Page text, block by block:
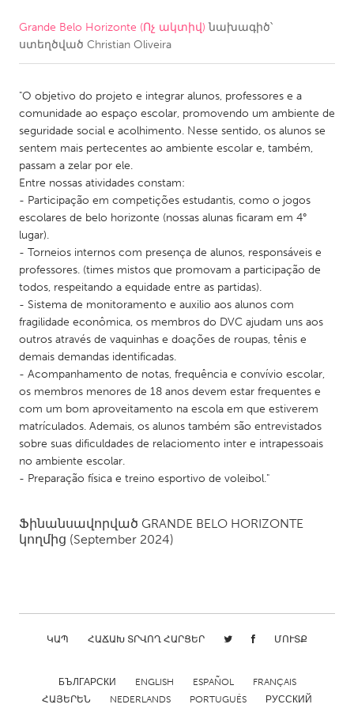
CANADA
Newmarket
Ottawa
South Shore
Toronto
MALAYSIA
Kuala Lumpur
NETHERLANDS
Leiden
Rotterdam
Utrecht
QATAR
Qatar
SINGAPORE
Singapore
Glasgow
Baltimore, MD
Boston, MA
Burlingame-San Mateo, CA
Cass Clay
Detroit, MI
Durham, NC
Grande Belo Horizonte (Ոչ ակտիվ) նախագիծ՝
ստեղծված Christian Oliveira
"O objetivo do projeto e integrar alunos, professores e a
comunidade ao espaço escolar, promovendo um ambiente de
seguridade social e acolhimento. Nesse sentido, os alunos se
sentem mais pertecentes ao ambiente escolar e, também,
passam a zelar por ele.
Entre nossas atividades constam:
- Participação em competições estudantis, como o jogos
escolares de belo horizonte (nossas alunas ficaram em 4°
lugar).
- Torneios internos com presença de alunos, responsáveis e
professores. (times mistos que promovam a participação de
todos, respeitando a equidade entre as partidas).
- Sistema de monitoramento e auxilio aos alunos com
fragilidade econômica, os membros do DVC ajudam uns aos
outros através de vaquinhas e doações de roupas, tênis e
demais demandas identificadas.
- Acompanhamento de notas, frequência e convívio escolar,
os membros menores de 18 anos devem estar frequentes e
com um bom aproveitamento na escola em que estiverem
matrículados. Ademais, os alunos também são entrevistados
sobre suas dificuldades de relaciomento inter e intrapessoais
no ambiente escolar.
- Preparação física e treino esportivo de voleibol."
Ֆինանսավորված GRANDE BELO HORIZONTE
կողմից (September 2024)
ԿԱՊ ՀԱՃԱԽ ՏՐՎՈՂ ՀԱՐՑԵՐ ՄՈՒՏՔ
БЪЛГАРСКИ ENGLISH ESPAÑOL
FRANÇAIS
ՀԱՅԵՐԵՆ
NEDERLANDS PORTUGUÊS РУССКИЙ